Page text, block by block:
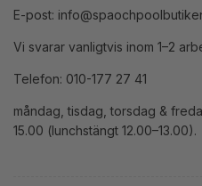
E-post:
Vi svarar vanligtvis inom 1–2
Telefon: 010-177 27 41
måndag, tisdag, torsdag &
15.00 (lunchstängt 12.00–13.00).